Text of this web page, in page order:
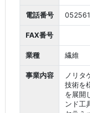
電話番号
FAX番号
業種 繊維
事業内容
ノリタ
技術を
を展開
ンド工